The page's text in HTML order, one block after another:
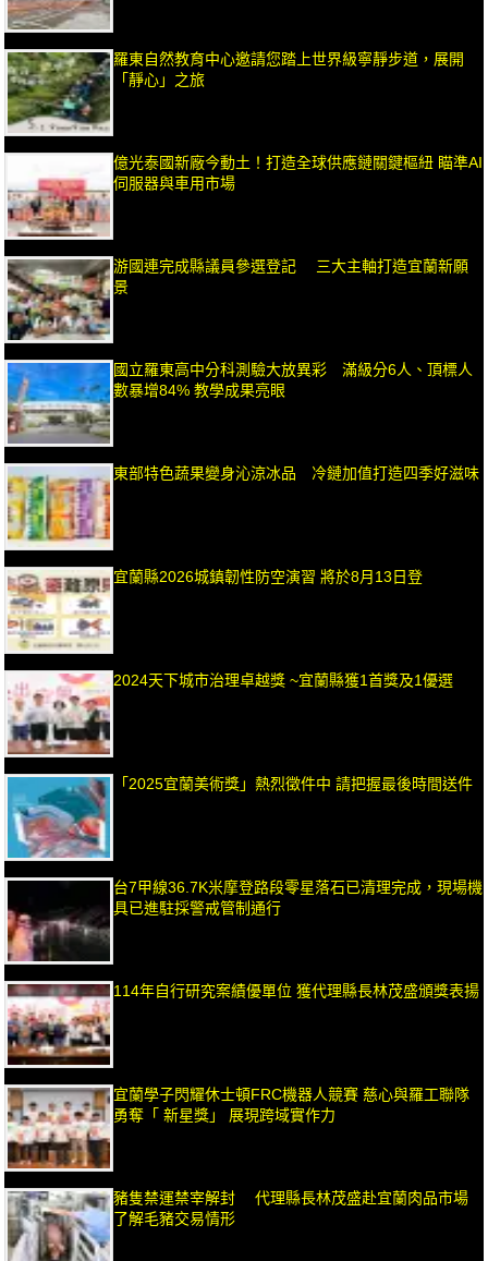
羅東自然教育中心邀請您踏上世界級寧靜步道，展開
「靜心」之旅
億光泰國新廠今動土！打造全球供應鏈關鍵樞紐 瞄準AI
伺服器與車用市場
游國連完成縣議員參選登記 三大主軸打造宜蘭新願
景
國立羅東高中分科測驗大放異彩 滿級分6人、頂標人
數暴增84% 教學成果亮眼
東部特色蔬果變身沁涼冰品 冷鏈加值打造四季好滋味
宜蘭縣2026城鎮韌性防空演習 將於8月13日登
2024天下城市治理卓越獎 ~宜蘭縣獲1首獎及1優選
「2025宜蘭美術獎」熱烈徵件中 請把握最後時間送件
台7甲線36.7K米摩登路段零星落石已清理完成，現場機
具已進駐採警戒管制通行
114年自行研究案績優單位 獲代理縣長林茂盛頒獎表揚
宜蘭學子閃耀休士頓FRC機器人競賽 慈心與羅工聯隊
勇奪「 新星獎」 展現跨域實作力
豬隻禁運禁宰解封 代理縣長林茂盛赴宜蘭肉品市場
了解毛豬交易情形